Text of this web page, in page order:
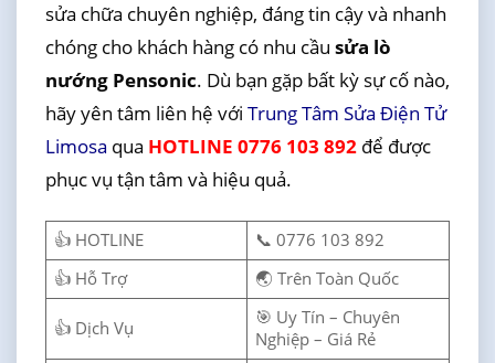
sửa chữa chuyên nghiệp, đáng tin cậy và nhanh
chóng cho khách hàng có nhu cầu sửa lò
nướng Pensonic. Dù bạn gặp bất kỳ sự cố nào,
hãy yên tâm liên hệ với Trung Tâm Sửa Điện Tử
Limosa qua HOTLINE 0776 103 892để được
phục vụ tận tâm và hiệu quả.
👍 HOTLINE
📞 0776 103 892
👍 Hỗ Trợ
🌏 Trên Toàn Quốc
👍 Dịch Vụ
🎯 Uy Tín – Chuyên
Nghiệp – Giá Rẻ